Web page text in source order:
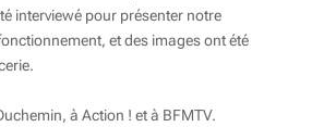
interviewé pour présenter notre
et des images ont été
à Action ! et à BFMTV.